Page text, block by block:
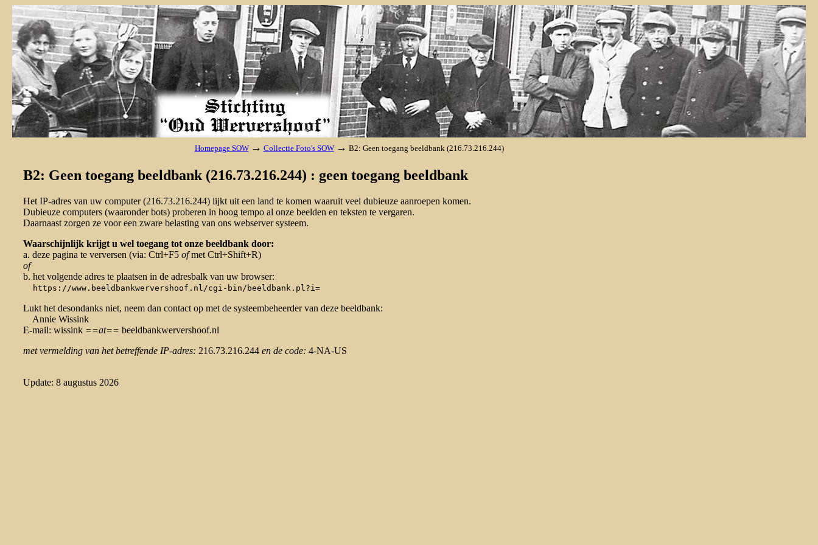
Homepage SOW → Collectie Foto's SOW → B2: Geen toegang beeldbank (216.73.216.244)
B2: Geen toegang beeldbank (216.73.216.244) : geen toegang beeldbank
Het IP-adres van uw computer (216.73.216.244) lijkt uit een land te komen waaruit veel dubieuze aanroepen komen.
Dubieuze computers (waaronder bots) proberen in hoog tempo al onze beelden en teksten te vergaren.
Daarnaast zorgen ze voor een zware belasting van ons webserver systeem.
Waarschijnlijk krijgt u wel toegang tot onze beeldbank door:
a. deze pagina te verversen (via: Ctrl+F5 ofmet Ctrl+Shift+R)
of
b. het volgende adres te plaatsen in de adresbalk van uw browser:
https://www.beeldbankwervershoof.nl/cgi-bin/beeldbank.pl?i=
Lukt het desondanks niet, neem dan contact op met de systeembeheerder van deze beeldbank:
Annie Wissink
E-mail: wissink ==at== beeldbankwervershoof.nl
met vermelding van het betreffende IP-adres: 216.73.216.244 en de code: 4-NA-US
Update: 8 augustus 2026